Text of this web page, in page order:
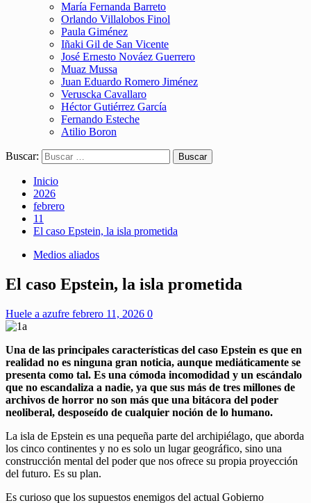
María Fernanda Barreto
Orlando Villalobos Finol
Paula Giménez
Iñaki Gil de San Vicente
José Ernesto Nováez Guerrero
Muaz Mussa
Juan Eduardo Romero Jiménez
Veruscka Cavallaro
Héctor Gutiérrez García
Fernando Esteche
Atilio Boron
Buscar:
Inicio
2026
febrero
11
El caso Epstein, la isla prometida
Medios aliados
El caso Epstein, la isla prometida
Huele a azufre febrero 11, 2026 0
Una de las principales características del caso Epstein es que en
realidad no es ninguna gran noticia, aunque mediáticamente se
presenta como tal. Es una cómoda incomodidad y un escándalo
que no escandaliza a nadie, ya que sus más de tres millones de
archivos de horror no son más que una bitácora del poder
neoliberal, desposeído de cualquier noción de lo humano.
La isla de Epstein es una pequeña parte del archipiélago, que aborda
los cinco continentes y no es solo un lugar geográfico, sino una
construcción mental del poder que nos ofrece su propia proyección
del futuro. Es su plan.
Es curioso que los supuestos enemigos del actual Gobierno